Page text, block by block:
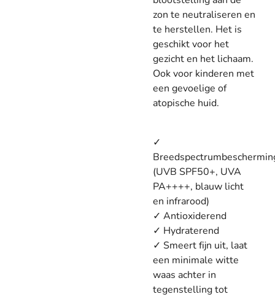
zon te neutraliseren en
te herstellen. Het is
geschikt voor het
gezicht en het lichaam.
Ook voor kinderen met
een gevoelige of
atopische huid.
✓
(UVB SPF50+, UVA
PA++++, blauw licht
en infrarood)
✓ Antioxiderend
✓ Hydraterend
✓ Smeert fijn uit, laat
een minimale witte
waas achter in
tegenstelling tot